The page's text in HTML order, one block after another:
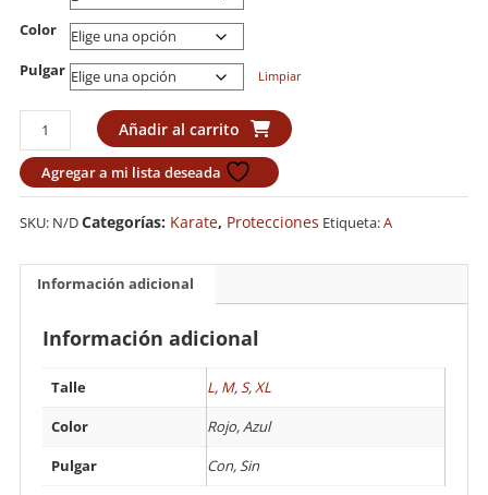
Color
Pulgar Limpiar
Guante
Karate
Adidas
WKF
cantidad
Añadir al carrito
Agregar a mi lista deseada
SKU: N/DCategorías: Karate, Protecciones Etiqueta:A
Información adicional
Información adicional
Talle L, M,S,XL
Color
Rojo, Azul
Pulgar
Con, Sin